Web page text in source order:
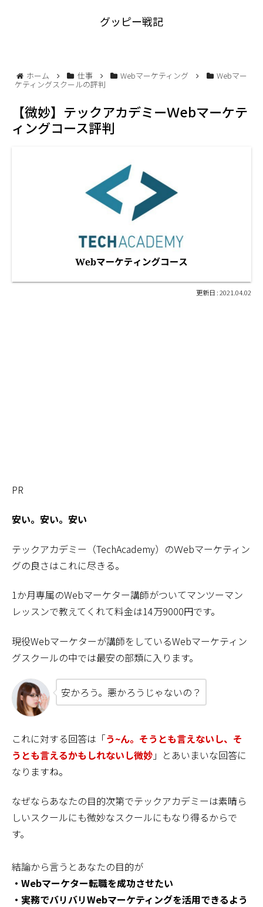
グッピー戦記
ホーム 仕事 Webマーケティング Webマー
ケティングスクールの評判
【微妙】テックアカデミーＷebマーケテ
ィングコース評判
2021.04.02
PR
安い。安い。安い
テックアカデミー（TechAcademy）のＷebマーケティン
グの良さはこれに尽きる。
1か月専属のWebマーケター講師がついてマンツーマン
レッスンで教えてくれて料金は14万9000円です。
現役Webマーケターが講師をしているWebマーケティン
グスクールの中では最安の部類に入ります。
安かろう。悪かろうじゃないの？
これに対する回答は「う~ん。そうとも言えないし、そ
うとも言えるかもしれないし微妙 」とあいまいな回答に
なりますね。
なぜならあなたの目的次第でテックアカデミーは素晴ら
しいスクールにも微妙なスクールにもなり得るからで
す。
結論から言うとあなたの目的が
・Webマーケター転職を成功させたい
・実務でバリバリWebマーケティングを活用できるよう